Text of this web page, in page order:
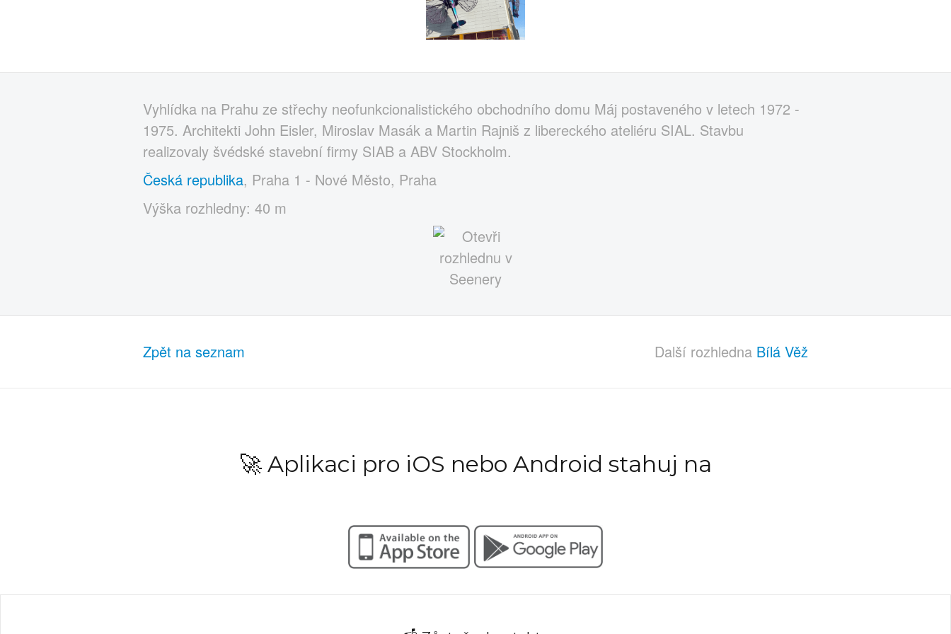
Vyhlídka na Prahu ze střechy neofunkcionalistického obchodního domu Máj postaveného v letech 1972 -
1975. Architekti John Eisler, Miroslav Masák a Martin Rajniš z libereckého ateliéru SIAL. Stavbu
realizovaly švédské stavební firmy SIAB a ABV Stockholm.
Česká republika, Praha 1 - Nové Město, Praha
Výška rozhledny: 40 m
Zpět na seznam Další rozhledna Bílá Věž
🚀 Aplikaci pro iOS nebo Android stahuj na